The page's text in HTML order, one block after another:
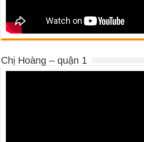
Chị Hoàng – quận 1